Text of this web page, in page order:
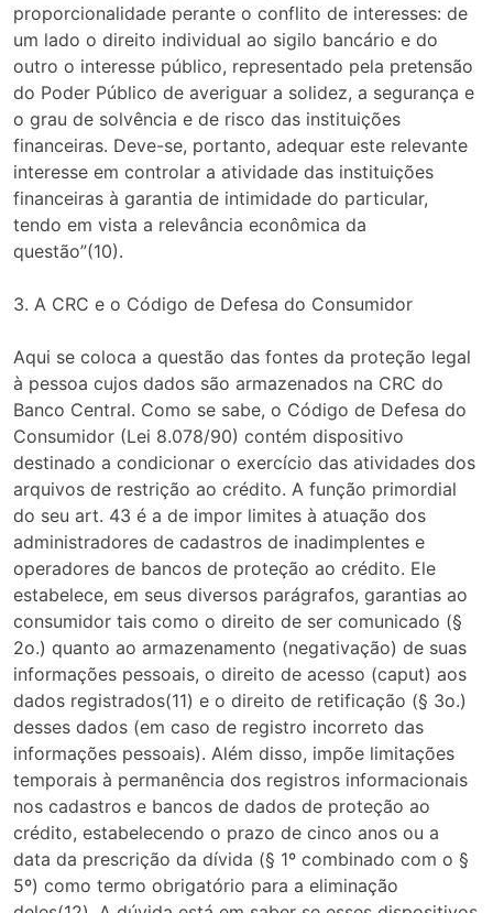
proporcionalidade perante o conflito de interesses: de
um lado o direito individual ao sigilo bancário e do
outro o interesse público, representado pela pretensão
do Poder Público de averiguar a solidez, a segurança e
o grau de solvência e de risco das instituições
financeiras. Deve-se, portanto, adequar este relevante
interesse em controlar a atividade das instituições
financeiras à garantia de intimidade do particular,
tendo em vista a relevância econômica da
questão”(10).
3. A CRC e o Código de Defesa do Consumidor
Aqui se coloca a questão das fontes da proteção legal
à pessoa cujos dados são armazenados na CRC do
Banco Central. Como se sabe, o Código de Defesa do
Consumidor (Lei 8.078/90) contém dispositivo
destinado a condicionar o exercício das atividades dos
arquivos de restrição ao crédito. A função primordial
do seu art. 43 é a de impor limites à atuação dos
administradores de cadastros de inadimplentes e
operadores de bancos de proteção ao crédito. Ele
estabelece, em seus diversos parágrafos, garantias ao
consumidor tais como o direito de ser comunicado (§
2o.) quanto ao armazenamento (negativação) de suas
informações pessoais, o direito de acesso (caput) aos
dados registrados(11) e o direito de retificação (§ 3o.)
desses dados (em caso de registro incorreto das
informações pessoais). Além disso, impõe limitações
temporais à permanência dos registros informacionais
nos cadastros e bancos de dados de proteção ao
crédito, estabelecendo o prazo de cinco anos ou a
data da prescrição da dívida (§ 1º combinado com o §
5º) como termo obrigatório para a eliminação